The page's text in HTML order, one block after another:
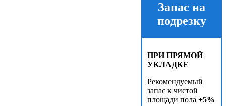
Запас на
подрезку
ПРИ ПРЯМОЙ
УКЛАДКЕ
Рекомендуемый
запас к чистой
площади пола+5%